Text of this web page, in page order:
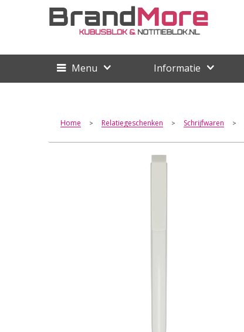
Menu Informatie
Home > Relatiegeschenken > Schrijfwaren >